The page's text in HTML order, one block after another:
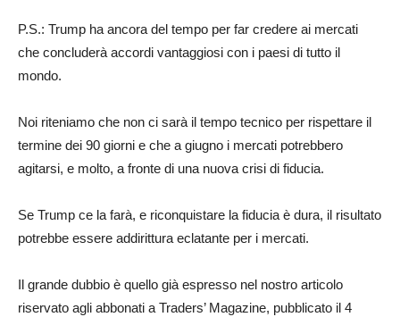
P.S.: Trump ha ancora del tempo per far credere ai mercati
che concluderà accordi vantaggiosi con i paesi di tutto il
mondo.
Noi riteniamo che non ci sarà il tempo tecnico per rispettare il
termine dei 90 giorni e che a giugno i mercati potrebbero
agitarsi, e molto, a fronte di una nuova crisi di fiducia.
Se Trump ce la farà, e riconquistare la fiducia è dura, il risultato
potrebbe essere addirittura eclatante per i mercati.
Il grande dubbio è quello già espresso nel nostro articolo
riservato agli abbonati a Traders’ Magazine, pubblicato il 4